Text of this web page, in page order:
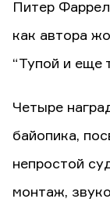
Питер
как автора
“Тупой и еще
Четыре
байопика,
непростой
монтаж,